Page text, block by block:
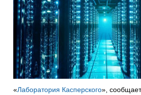
«Лаборатория Касперского»,